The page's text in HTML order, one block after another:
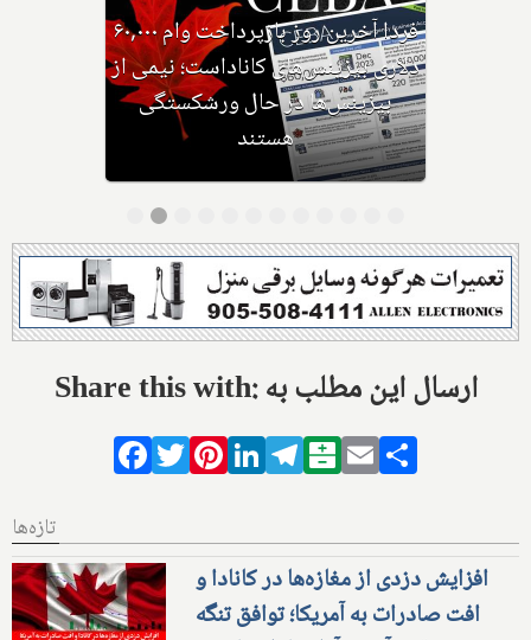
وزیر مهاجرت: کانادا ویزاهای
توریستی و دانشجویی کمتری صادر
می‌کند
Share this with: ارسال این مطلب به
Facebook
TwitterPinterestLinkedIn
Telegram
Balatarin
Email
تازه‌ها
افزایش دزدی از مغازه‌ها در کانادا و
افت صادرات به آمریکا؛ توافق تنگه